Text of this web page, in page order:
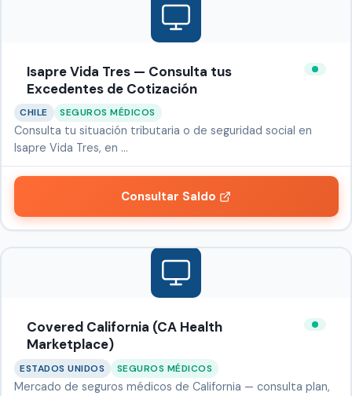
Isapre Vida Tres — Consulta tus
Excedentes de Cotización
CHILE SEGUROS MÉDICOS
Consulta tu situación tributaria o de seguridad social en
Isapre Vida Tres, en …
Consultar Saldo
Covered California (CA Health
Marketplace)
ESTADOS UNIDOS SEGUROS MÉDICOS
Mercado de seguros médicos de California — consulta plan,